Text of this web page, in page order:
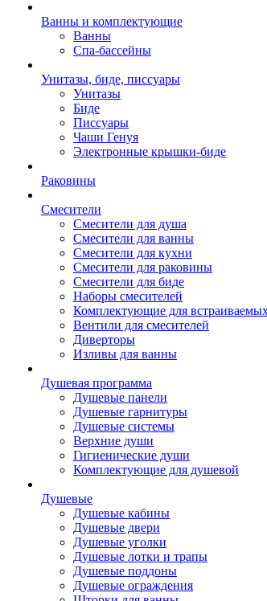
Ванны и комплектующие
Ванны
Спа-бассейны
Унитазы, биде, писсуары
Унитазы
Биде
Писсуары
Чаши Генуя
Электронные крышки-биде
Раковины
Смесители
Смесители для душа
Смесители для ванны
Смесители для кухни
Смесители для раковины
Смесители для биде
Наборы смесителей
Комплектующие для
Вентили для смесителей
Диверторы
Изливы для ванны
Душевая программа
Душевые панели
Душевые гарнитуры
Душевые системы
Верхние души
Гигиенические души
Комплектующие для душевой
Душевые
Душевые кабины
Душевые двери
Душевые уголки
Душевые лотки и трапы
Душевые поддоны
Душевые ограждения